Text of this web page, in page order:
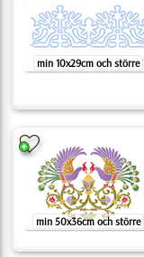
min 10x29cm och större
min 50x36cm och större